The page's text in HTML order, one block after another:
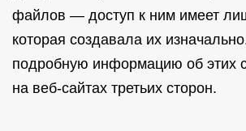
файлов — доступ к ним имеет
которая создавала их
подробную информацию об этих
на веб-сайтах третьих сторон.